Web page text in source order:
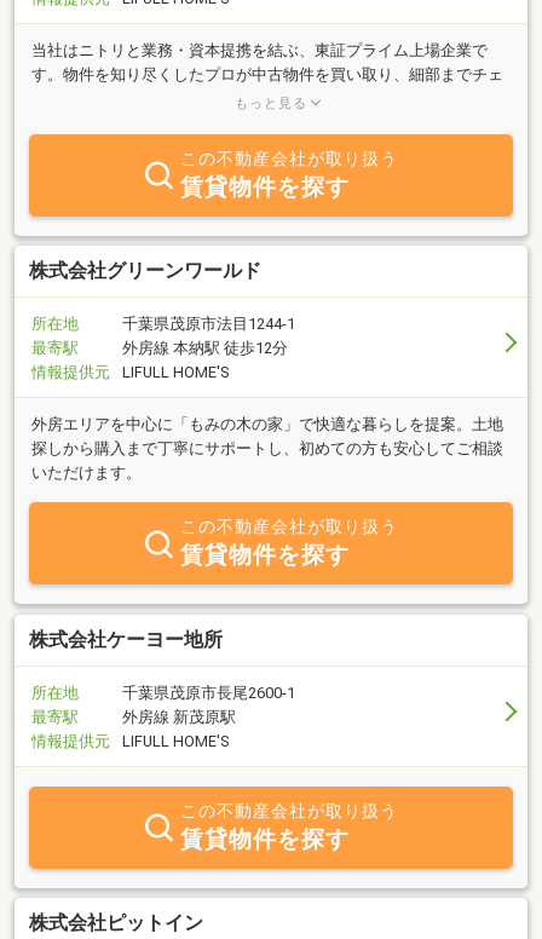
当社はニトリと業務・資本提携を結ぶ、東証プライム上場企業で
す。物件を知り尽くしたプロが中古物件を買い取り、細部までチェ
ックし、自社規格に沿って丁寧にリフォームしているので、ご購入
もっと見る
この不動産会社が取り扱う
賃貸物件を探す
株式会社グリーンワールド
所在地
千葉県茂原市法目1244-1
最寄駅
外房線 本納駅 徒歩12分
情報提供元
LIFULL HOME'S
外房エリアを中心に「もみの木の家」で快適な暮らしを提案。土地
探しから購入まで丁寧にサポートし、初めての方も安心してご相談
いただけます。
この不動産会社が取り扱う
賃貸物件を探す
株式会社ケーヨー地所
所在地
千葉県茂原市長尾2600-1
最寄駅
外房線 新茂原駅
情報提供元
LIFULL HOME'S
この不動産会社が取り扱う
賃貸物件を探す
株式会社ピットイン